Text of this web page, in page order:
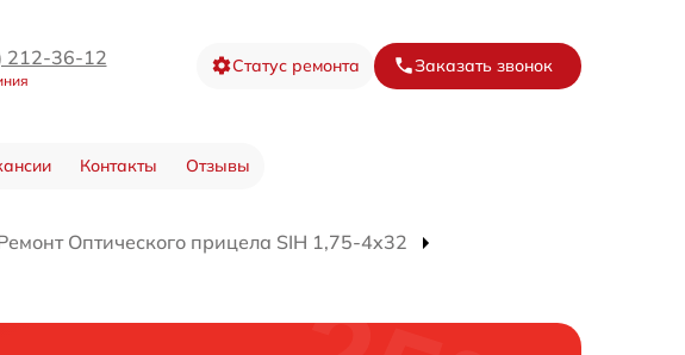
212-36-12 Статус ремонта Заказать звонок
Контакты Отзывы
Оптического прицела SIH 1,75-4x32